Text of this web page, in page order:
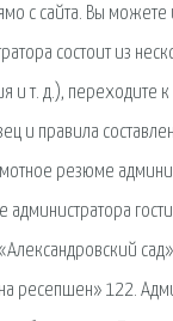
с сайта. Вы можете
состоит из
и т. д.), переходите
и правила
резюме
ресепшен» 122.